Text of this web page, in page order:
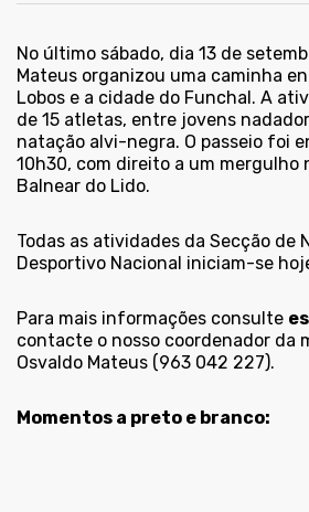
No último sábado, dia 13 de
Mateus organizou uma caminha
Lobos e a cidade do Funchal. A
de 15 atletas, entre jovens
natação alvi-negra. O passeio foi
10h30, com direito a um mergulho
Balnear do Lido.
Todas as atividades da Secção de
Desportivo Nacional iniciam-se
Para mais informações consulte
contacte o nosso coordenador da
Osvaldo Mateus (963 042 227).
Momentos a preto e branco: